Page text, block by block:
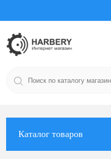
Каталог товаров